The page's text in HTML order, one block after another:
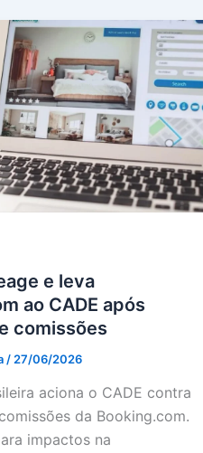
e leva
ao CADE após
comissões
/ 27/06/2026
aciona o CADE contra
da Booking.com.
impactos na